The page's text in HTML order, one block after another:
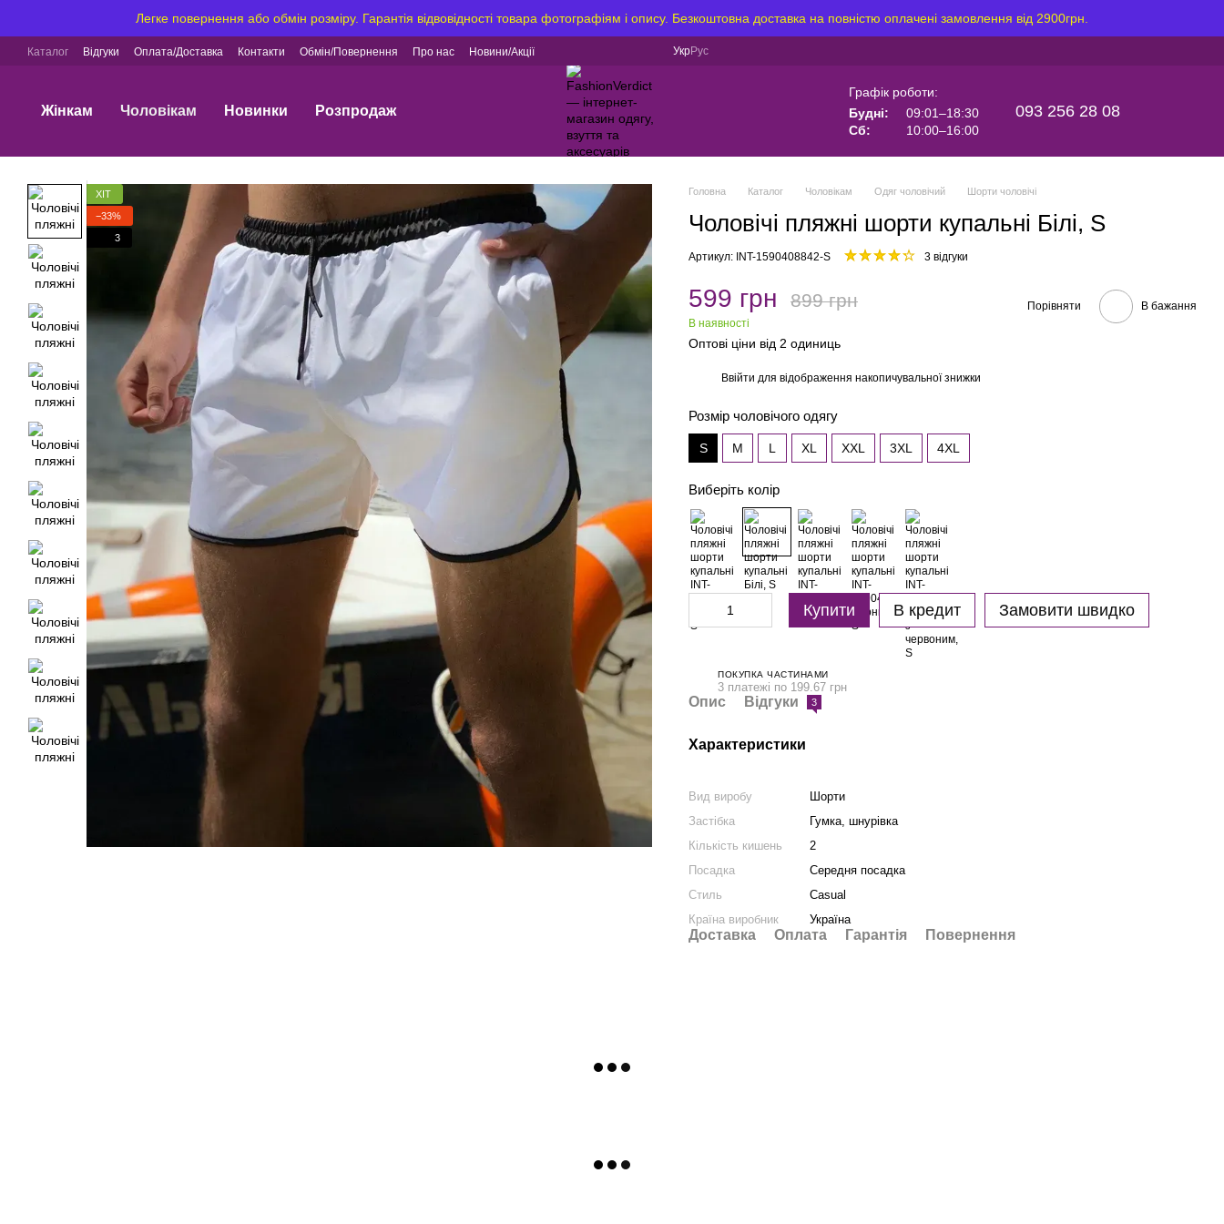
Перейти до основного контентуЛегке повернення або обмін розміру. Гарантія відвовідності товара фотографіям і опису. Безкоштовна доставка на повністю оплачені замовлення від 2900грн.
Каталог Відгуки Оплата/Доставка Контакти Обмін/Повернення Про нас Новини/Акції УкрРус
Жінкам Чоловікам Новинки Розпродаж
Графік роботи:
Будні:
09:01–18:30
Сб:
10:00–16:00
093 256 28 08
ХІТ
−33%
3
Головна Каталог Чоловікам Одяг чоловічий Шорти чоловічі
Чоловічі пляжні шорти купальні Білі, S
Артикул: INT-1590408842-S 3 відгуки
599 грн 899 грн
В наявності
Порівняти В бажання
Оптові ціни від 2 одиниць
Ввійти для відображення накопичувальної знижки
Розмір чоловічого одягу
S M L XL XXL 3XL 4XL
Виберіть колір
Купити В кредит Замовити швидко
ПОКУПКА ЧАСТИНАМИ
3 платежі по 199.67 грн
Опис Відгуки 3
Характеристики
Вид виробу
Шорти
Застібка
Гумка, шнурівка
Кількість кишень
2
Посадка
Середня посадка
Стиль
Casual
Країна виробник
Україна
Доставка Оплата Гарантія Повернення